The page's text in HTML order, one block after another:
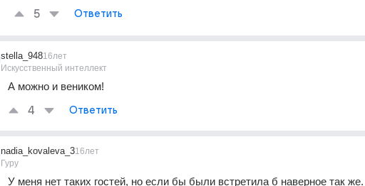
5 Ответить
stella_948
Искусственный интеллект
16лет
А можно и веником!
4 Ответить
nadia_kovaleva_3
Гуру
16лет
У меня нет таких гостей, но если бы были встретила б наверное так же.